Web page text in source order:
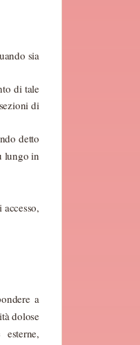
sia
di tale
di
detto
lungo in
a
dolose